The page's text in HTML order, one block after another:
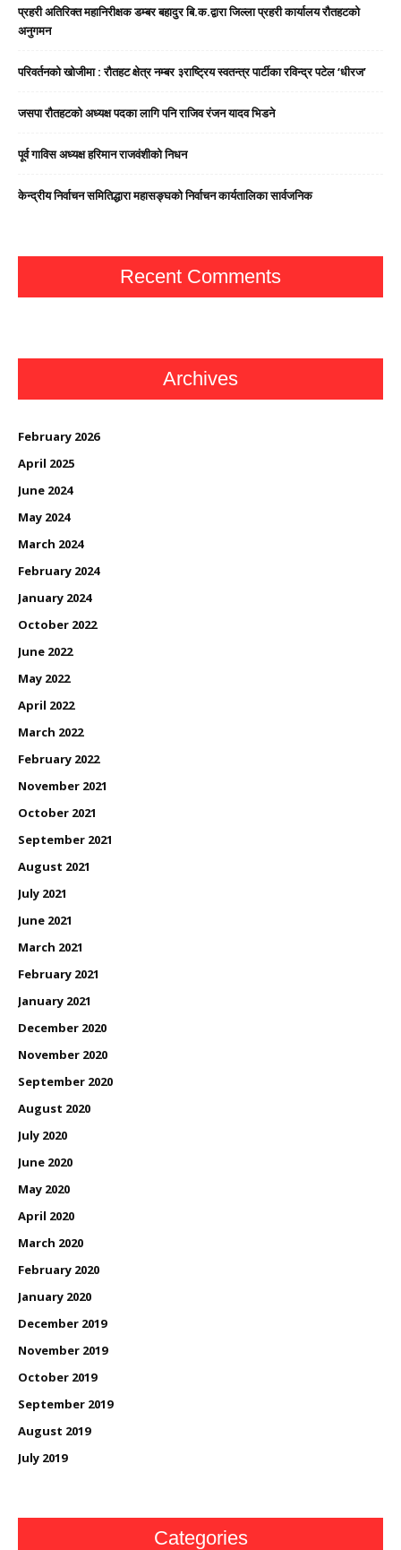
प्रहरी अतिरिक्त महानिरीक्षक डम्बर बहादुर बि.क.द्वारा जिल्ला प्रहरी कार्यालय रौतहटको
अनुगमन
परिवर्तनको खोजीमा : रौतहट क्षेत्र नम्बर ३राष्ट्रिय स्वतन्त्र पार्टीका रविन्द्र पटेल ‘धीरज’
जसपा राैतहटको अध्यक्ष पदका लागि पनि राजिव रंजन यादव भिडने
पूर्व गाविस अध्यक्ष हरिमान राजवंशीको निधन
केन्द्रीय निर्वाचन समितिद्धारा महासङ्घको निर्वाचन कार्यतालिका सार्वजनिक
Recent Comments
Archives
February 2026
April 2025
June 2024
May 2024
March 2024
February 2024
January 2024
October 2022
June 2022
May 2022
April 2022
March 2022
February 2022
November 2021
October 2021
September 2021
August 2021
July 2021
June 2021
March 2021
February 2021
January 2021
December 2020
November 2020
September 2020
August 2020
July 2020
June 2020
May 2020
April 2020
March 2020
February 2020
January 2020
December 2019
November 2019
October 2019
September 2019
August 2019
July 2019
Categories